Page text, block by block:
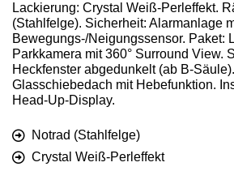
Lackierung: Crystal Weiß-Perleffekt.
(Stahlfelge). Sicherheit: Alarmanlage
Bewegungs-/Neigungssensor. Paket:
Parkkamera mit 360° Surround View.
Heckfenster abgedunkelt (ab B-
Glasschiebedach mit Hebefunktion.
Head-Up-Display.
Notrad (Stahlfelge)
Crystal Weiß-Perleffekt